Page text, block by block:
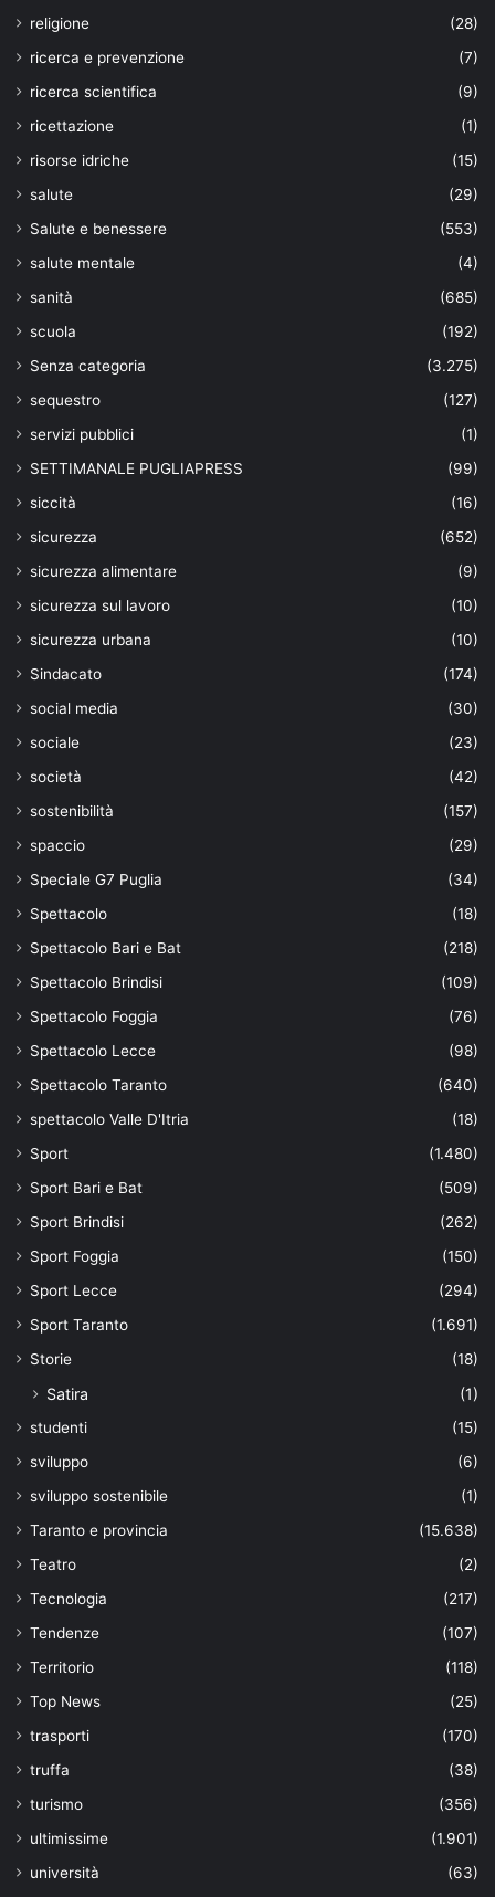
religione
(28)
ricerca e prevenzione
(7)
ricerca scientifica
(9)
ricettazione
(1)
risorse idriche
(15)
salute
(29)
Salute e benessere
(553)
salute mentale
(4)
sanità
(685)
scuola
(192)
Senza categoria
(3.275)
sequestro
(127)
servizi pubblici
(1)
SETTIMANALE PUGLIAPRESS
(99)
siccità
(16)
sicurezza
(652)
sicurezza alimentare
(9)
sicurezza sul lavoro
(10)
sicurezza urbana
(10)
Sindacato
(174)
social media
(30)
sociale
(23)
società
(42)
sostenibilità
(157)
spaccio
(29)
Speciale G7 Puglia
(34)
Spettacolo
(18)
Spettacolo Bari e Bat
(218)
Spettacolo Brindisi
(109)
Spettacolo Foggia
(76)
Spettacolo Lecce
(98)
Spettacolo Taranto
(640)
spettacolo Valle D'Itria
(18)
Sport
(1.480)
Sport Bari e Bat
(509)
Sport Brindisi
(262)
Sport Foggia
(150)
Sport Lecce
(294)
Sport Taranto
(1.691)
Storie
(18)
Satira (1)
studenti
(15)
sviluppo
(6)
sviluppo sostenibile
(1)
Taranto e provincia
(15.638)
Teatro
(2)
Tecnologia
(217)
Tendenze
(107)
Territorio
(118)
Top News
(25)
trasporti
(170)
truffa
(38)
turismo
(356)
ultimissime
(1.901)
università
(63)